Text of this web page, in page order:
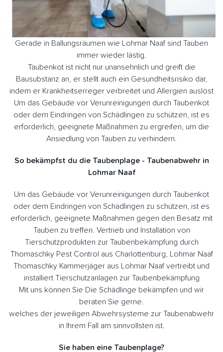
Gerade in Ballungsräumen wie Lohmar Naaf sind Tauben
immer wieder lästig.
Taubenkot ist nicht nur unansehnlich und greift die
Bausubstanz an, er stellt auch ein Gesundheitsrisiko dar,
indem er Krankheitserreger verbreitet und Allergien auslöst
Um das Gebäude vor Verunreinigungen durch Taubenkot
oder dem Eindringen von Schädlingen zu schützen, ist es
erforderlich, geeignete Maßnahmen zu ergreifen, um die
Ansiedlung von Tauben zu verhindern.
So bekämpfst du die Taubenplage - Taubenabwehr in
Lohmar Naaf
Um das Gebäude vor Verunreinigungen durch Taubenkot
oder dem Eindringen von Schädlingen zu schützen, ist es
erforderlich, geeignete Maßnahmen gegen den Besatz mit
Tauben zu treffen. Vertrieb und Installation von
Tierschutzprodukten zur Taubenbekämpfung durch
Thomaschky Pest Control aus Charlottenburg, Lohmar Naaf
Thomaschky Kammerjäger aus Lohmar Naaf vertreibt und
installiert Tierschutzanlagen zur Taubenbekämpfung
Mit uns können Sie Die Schädlinge bekämpfen und wir
beraten Sie gerne.
welches der jeweiligen Abwehrsysteme zur Taubenabwehr
in Ihrem Fall am sinnvollsten ist.
Sie haben eine Taubenplage?